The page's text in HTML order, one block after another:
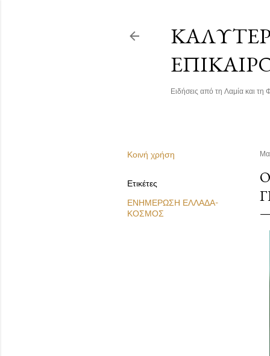
Ειδήσεις από τη Λαμία και τη
Κοινή χρήση
Ετικέτες
ΕΝΗΜΕΡΩΣΗ ΕΛΛΑΔΑ-
ΚΟΣΜΟΣ